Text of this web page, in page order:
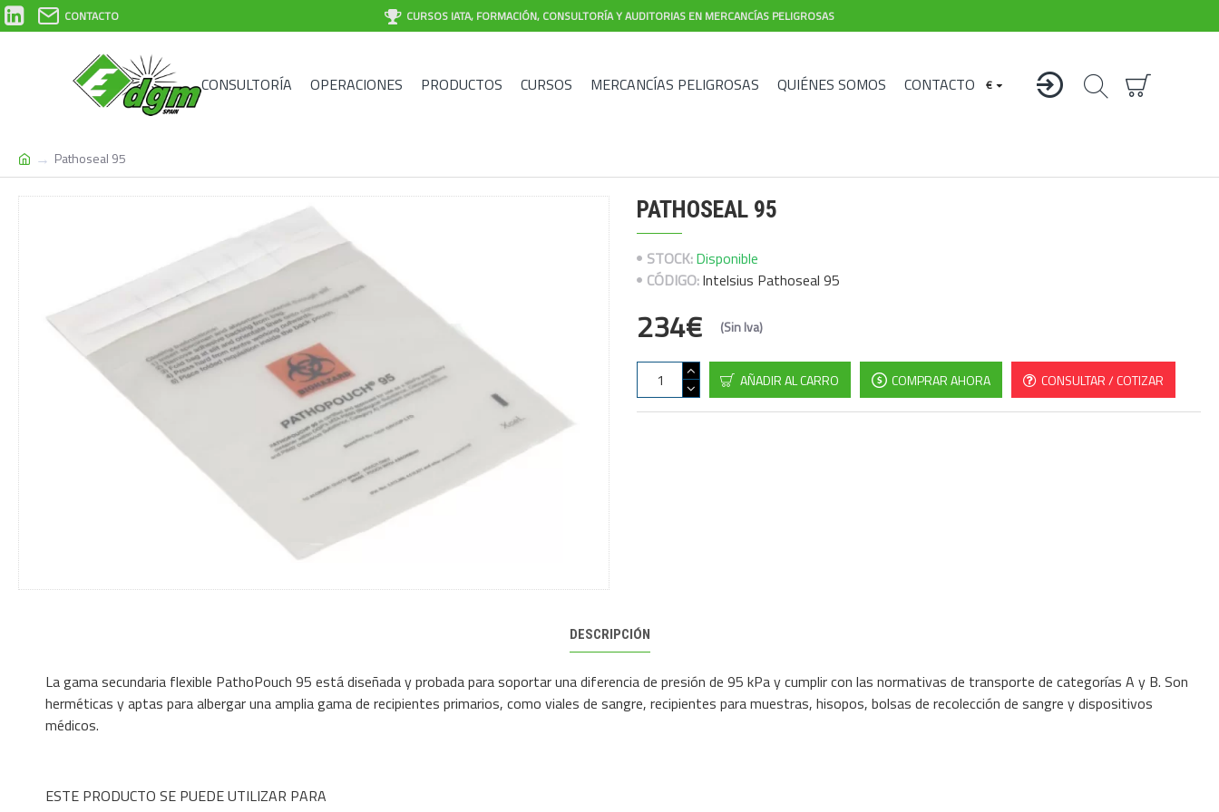
CONTACTO CURSOS IATA, FORMACIÓN, CONSULTORÍA Y AUDITORIAS EN MERCANCÍAS PELIGROSAS
CONSULTORÍA OPERACIONES PRODUCTOS CURSOS MERCANCÍAS PELIGROSAS QUIÉNES SOMOS CONTACTO €
Pathoseal 95
PATHOSEAL 95
STOCK:Disponible
CÓDIGO:Intelsius Pathoseal 95
234€ (Sin Iva)
AÑADIR AL CARRO COMPRAR AHORA CONSULTAR / COTIZAR
DESCRIPCIÓN
La gama secundaria flexible PathoPouch 95 está diseñada y probada para soportar una diferencia de presión de 95 kPa y cumplir con las normativas de transporte de categorías A y B. Son
herméticas y aptas para albergar una amplia gama de recipientes primarios, como viales de sangre, recipientes para muestras, hisopos, bolsas de recolección de sangre y dispositivos
médicos.
ESTE PRODUCTO SE PUEDE UTILIZAR PARA